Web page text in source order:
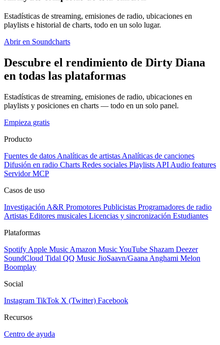
Estadísticas de streaming, emisiones de radio, ubicaciones en
playlists e historial de charts, todo en un solo lugar.
Abrir en Soundcharts
Descubre el rendimiento de Dirty Diana
en todas las plataformas
Estadísticas de streaming, emisiones de radio, ubicaciones en
playlists y posiciones en charts — todo en un solo panel.
Empieza gratis
Producto
Fuentes de datos Analíticas de artistas Analíticas de canciones
Difusión en radio Charts Redes sociales Playlists API Audio features
Servidor MCP
Casos de uso
Investigación A&R Promotores Publicistas Programadores de radio
Artistas Editores musicales Licencias y sincronización Estudiantes
Plataformas
Spotify Apple Music Amazon MusicYouTube Shazam Deezer
SoundCloud Tidal QQ Music JioSaavn/Gaana Anghami Melon
Boomplay
Social
Instagram TikTok X (Twitter) Facebook
Recursos
Centro de ayuda